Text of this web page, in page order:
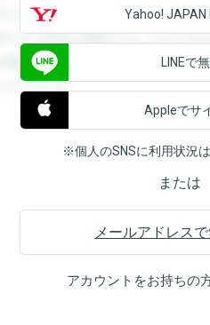
きます。登録すると回答を閲覧
すると回答を閲覧することがで
閲覧することができます。登録
ができます。
Yahoo! JAPAN
LINEで
Appleでサ
※個人のSNSに利用状況
または
メールアドレス
アカウントをお持ちの